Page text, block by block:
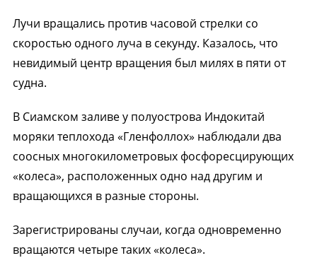
Лучи вращались против часовой стрелки со
скоростью одного луча в секунду. Казалось, что
невидимый центр вращения был милях в пяти от
судна.
В Сиамском заливе у полуострова Индокитай
моряки теплохода «Гленфоллох» наблюдали два
соосных многокилометровых фосфоресцирующих
«колеса», расположенных одно над другим и
вращающихся в разные стороны.
Зарегистрированы случаи, когда одновременно
вращаются четыре таких «колеса».